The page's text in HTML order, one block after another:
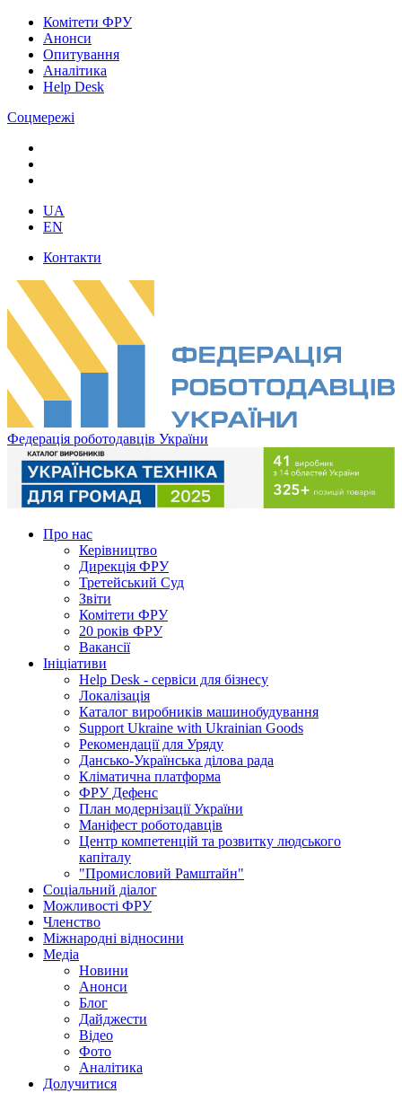
Комітети ФРУ
Анонси
Опитування
Аналітика
Help Desk
Соцмережі
UA
EN
Контакти
Федерація роботодавців України
Про нас
Керівництво
Дирекція ФРУ
Третейський Суд
Звіти
Комітети ФРУ
20 років ФРУ
Вакансії
Ініціативи
Help Desk - сервіси для бізнесу
Локалізація
Каталог виробників машинобудування
Support Ukraine with Ukrainian Goods
Рекомендації для Уряду
Дансько-Українська ділова рада
Кліматична платформа
ФРУ Дефенс
План модернізації України
Маніфест роботодавців
Центр компетенцій та розвитку людського
капіталу
"Промисловий Рамштайн"
Соціальний діалог
Можливості ФРУ
Членство
Міжнародні відносини
Медіа
Новини
Анонси
Блог
Дайджести
Відео
Фото
Аналітика
Долучитися